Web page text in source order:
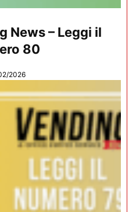
News – Leggi il
80
2026